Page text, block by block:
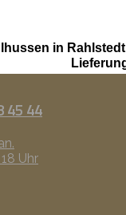
in
45 44
Uhr